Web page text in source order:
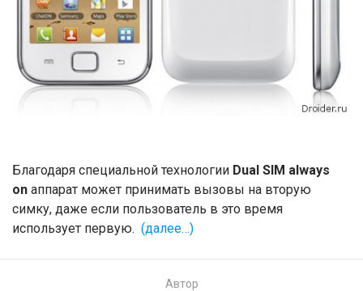
Благодаря специальной технологии Dual SIM always
on аппарат может принимать вызовы на вторую
симку, даже если пользователь в это время
использует первую. (далее…)
Автор